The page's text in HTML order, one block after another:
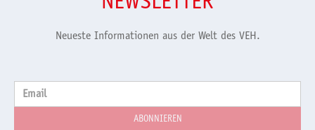
Neueste Informationen aus der Welt des VEH.
Email